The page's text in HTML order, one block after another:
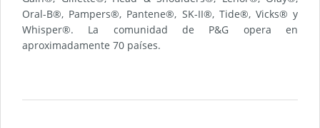
Oral-B®, Pampers®, Pantene®, SK-II®, Tide®, Vicks® y
Whisper®. La comunidad de P&G opera en
aproximadamente 70 países.